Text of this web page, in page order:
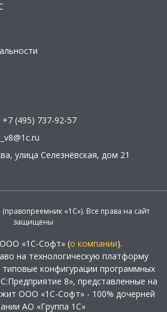
+7 (495) 737-92-57
, улица Селезнёвская, дом 21
«1С»). Все права на сайт
защищены
«1С-Софт» (о компании).
на технологическую платформу
типовые конфигурации программных
8», представленные на
ООО «1С-Софт» - 100% дочерней
АО «Группа 1С»